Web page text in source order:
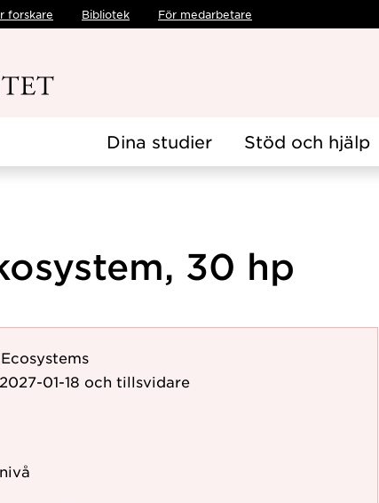
forskare Bibliotek För medarbetare
Dina studier Stöd och hjälp
30 hp
2027-01-18 och tillsvidare